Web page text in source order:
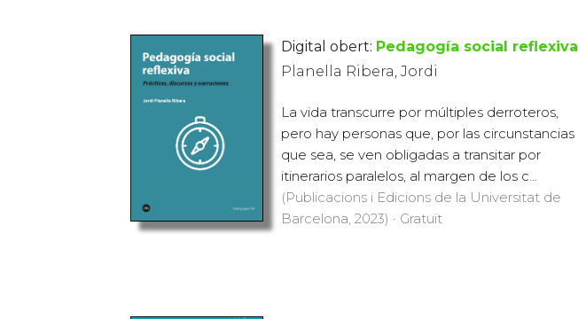
Digital obert: Pedagogía social reflexiva
Planella Ribera, Jordi
La vida transcurre por múltiples derroteros,
pero hay personas que, por las circunstancias
que sea, se ven obligadas a transitar por
itinerarios paralelos, al margen de los c...
(Publicacions i Edicions de la Universitat de
Barcelona, 2023) · Gratuït